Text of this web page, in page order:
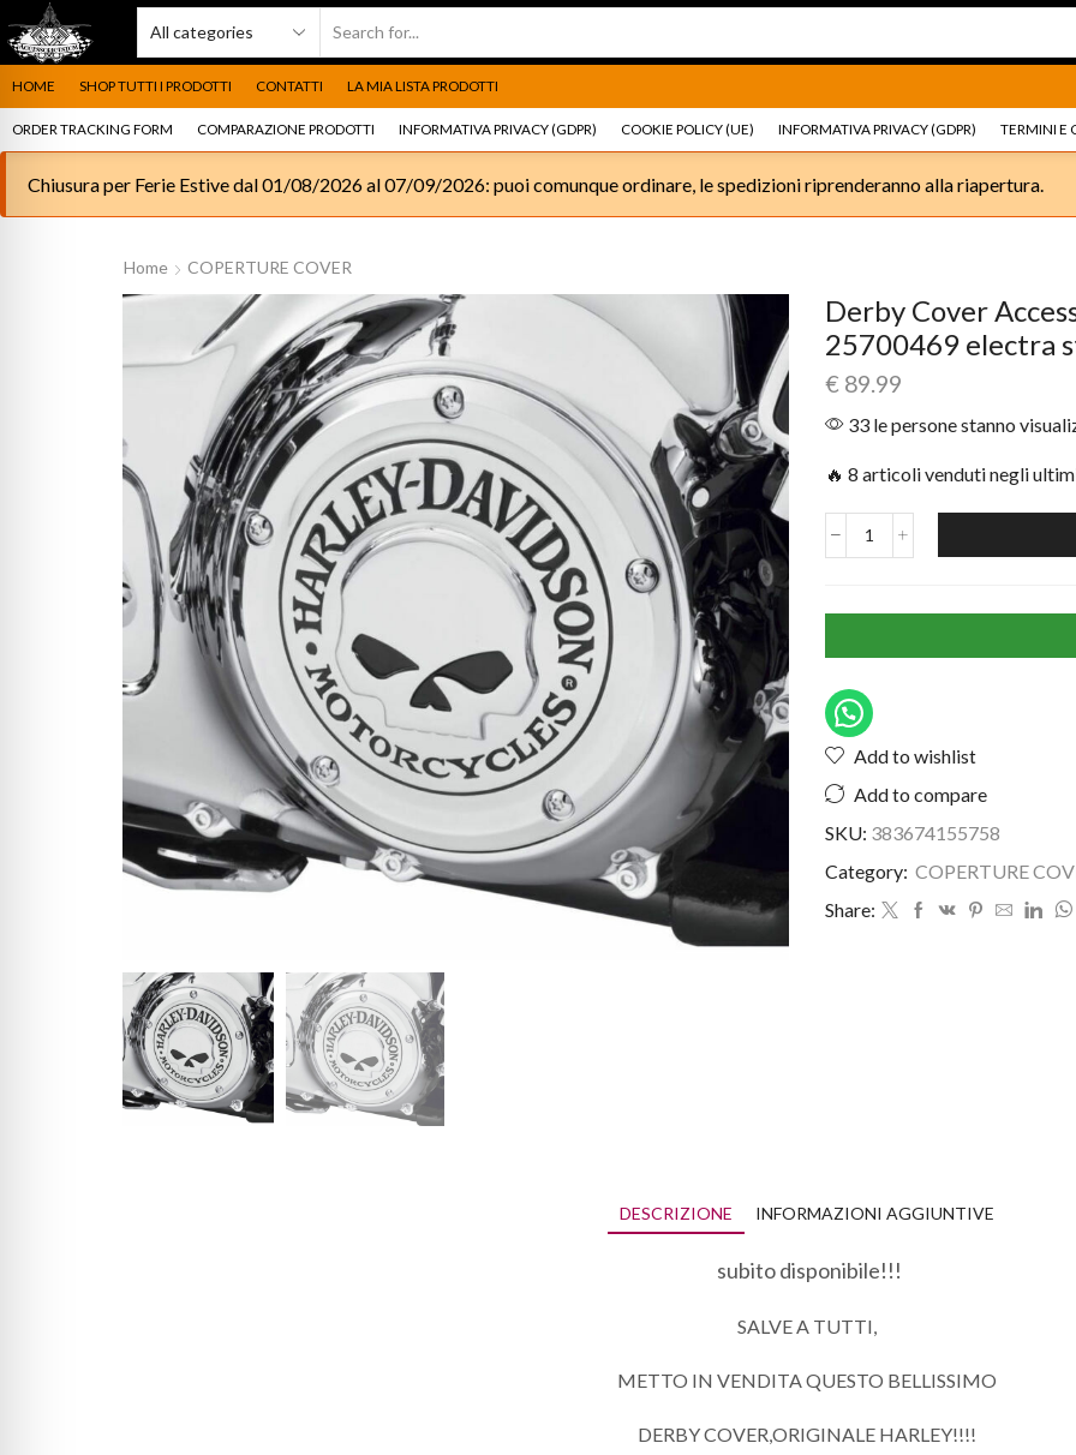
HOME SHOP TUTTI I PRODOTTI CONTATTI LA MIA LISTA PRODOTTI
ORDER TRACKING FORM COMPARAZIONE PRODOTTI INFORMATIVA PRIVACY (GDPR) COOKIE POLICY (UE) INFORMATIVA PRIVACY (GDPR) TERMINI E
Ricambi e accessori Moto Go shop Ricambi e accessori
Chiusura per Ferie Estive dal 01/08/2026 al 07/09/2026: puoi comunque ordinare, le spedizioni riprenderanno alla riapertura.
Home COPERTURE COVER
Derby Cover
25700469 electra
€ 89.99
33 le persone stanno
🔥 8 articoli venduti negli
Add to wishlist
Add to compare
SKU: 383674155758
Category: COPERTURE
Share:
DESCRIZIONE INFORMAZIONI AGGIUNTIVE
subito disponibile!!!
SALVE A TUTTI,
METTO IN VENDITA QUESTO BELLISSIMO
DERBY COVER,ORIGINALE HARLEY!!!!